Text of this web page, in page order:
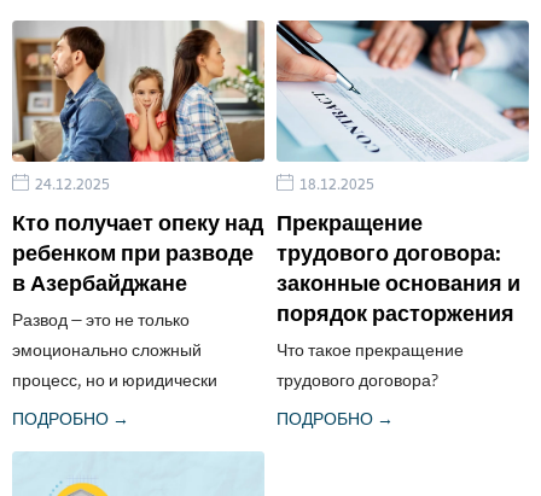
Суда, для ответа на этот вопрос
необходим всесторонний
подход. Традиционный подход
заключался в том, что скрытая
запись не принималась в
качестве доказательства, так
как считалась нарушением
права...
развития инновационных
проектов. Это официальный
документ, подтверждающий
статус инновационного микро-
или малого предприятия и
открывающий доступ к
значительным
государственным
преференциям. Что считается
стартапом согласно
законодательству?...
24.12.2025
Кто получает опеку над
ребенком при разводе
в Азербайджане
Развод — это не только
эмоционально сложный
процесс, но и юридически
значимое событие. Вопрос о
ПОДРОБНО →
18.12.2025
Прекращение
трудового договора:
законные основания и
порядок расторжения
Что такое прекращение
трудового договора?
Прекращение (сокращенно
ПОДРОБНО →